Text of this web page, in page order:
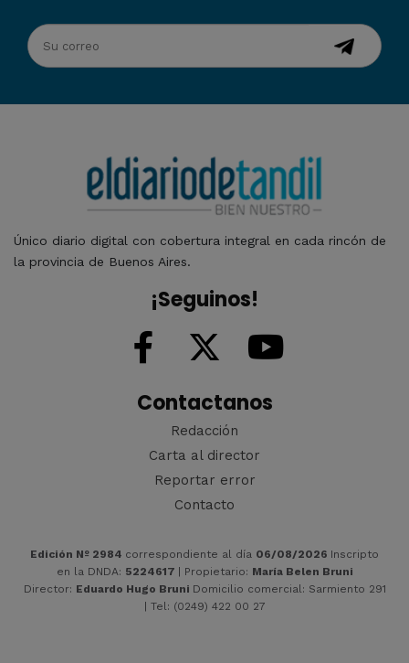
Único diario digital con cobertura integral en cada rincón de
la provincia de Buenos Aires.
¡Seguinos!
Contactanos
Redacción
Carta al director
Reportar error
Contacto
Edición Nº 2984 correspondiente al día 06/08/2026 Inscripto
en la DNDA: 5224617 | Propietario: María Belen Bruni
Director: Eduardo Hugo Bruni Domicilio comercial: Sarmiento 291
| Tel: (0249) 422 00 27